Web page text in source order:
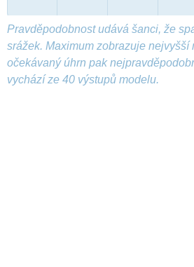
Pravděpodobnost udává šanci, že
srážek. Maximum zobrazuje nejvyšší
očekávaný úhrn pak
vychází ze 40 výstupů modelu.